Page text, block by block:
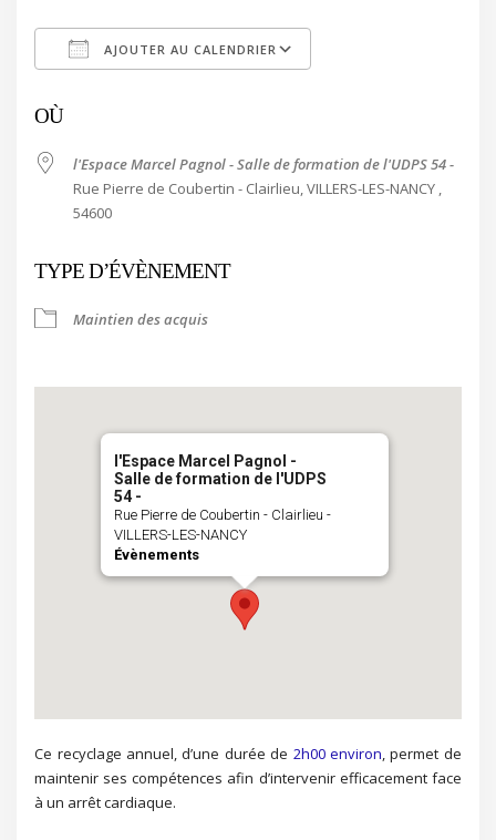
AJOUTER AU CALENDRIER
OÙ
l'Espace Marcel Pagnol - Salle de formation de l'UDPS 54 -
Rue Pierre de Coubertin - Clairlieu, VILLERS-LES-NANCY ,
54600
TYPE D’ÉVÈNEMENT
Maintien des acquis
l'Espace Marcel Pagnol -
Salle de formation de l'UDPS
54 -
Rue Pierre de Coubertin - Clairlieu -
VILLERS-LES-NANCY
Évènements
Ce recyclage annuel, d’une durée de 2h00 environ, permet de
maintenir ses compétences afin d’intervenir efficacement face
à un arrêt cardiaque.